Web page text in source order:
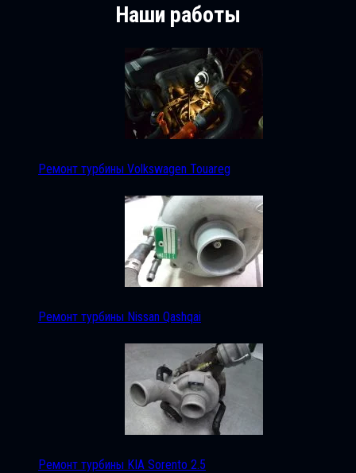
Наши работы
Ремонт турбины Volkswagen Touareg
Ремонт турбины Nissan Qashqai
Ремонт турбины KIA Sorento 2.5